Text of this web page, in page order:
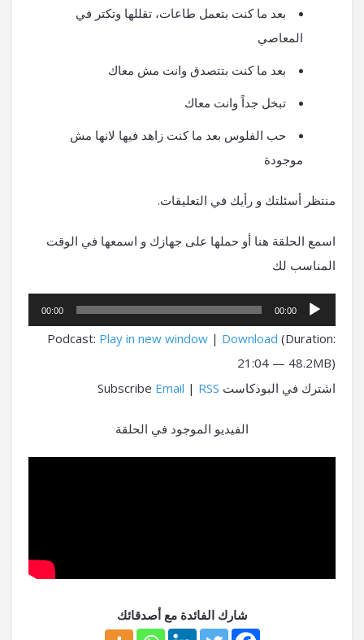
بعد ما كنت بتعمل طاعات، تقللها وتكتر في
المعاصي
بعد ما كنت بتتصدق وانت مش معاك
تبخل جداً وانت معاك
حب الفلوس بعد ما كنت زاهد فيها لانها مش
موجودة
منتظر أسئلتك و رأيك في التعليقات.
اسمع الحلقة هنا أو حملها على جهازك و اسمعها في الوقت
المناسب لك
مشغل
الصوت
00:00
00:00
Podcast: Play in new window | Download (Duration:
21:04 — 48.2MB)
اشترك في البودكاست Subscribe
Email | RSS
الفيديو الموجود في الحلقة
شارك الفائدة مع أصدقائك